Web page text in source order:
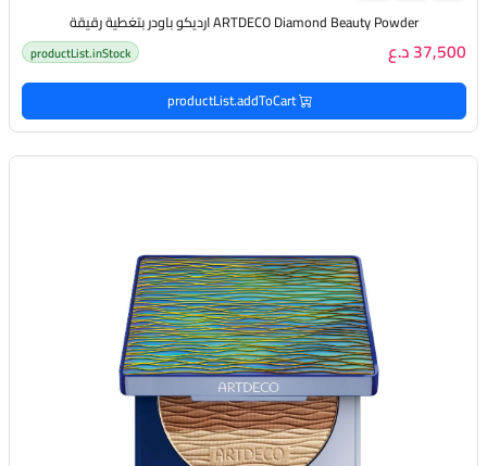
ARTDECO Diamond Beauty Powder ارديكو باودر بتغطية رقيقة
37,500 د.ع productList.inStock
productList.addToCart